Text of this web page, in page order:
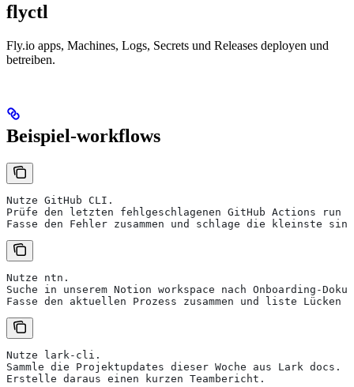
flyctl
Fly.io apps, Machines, Logs, Secrets und Releases deployen und
betreiben.
Beispiel-workflows
Nutze GitHub CLI.
Prüfe den letzten fehlgeschlagenen GitHub Actions run
Fasse den Fehler zusammen und schlage die kleinste
Nutze ntn.
Suche in unserem Notion workspace nach Onboarding-
Fasse den aktuellen Prozess zusammen und liste Lücken
Nutze lark-cli.
Sammle die Projektupdates dieser Woche aus Lark docs.
Erstelle daraus einen kurzen Teambericht.